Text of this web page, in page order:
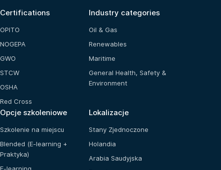
Certifications
OPITO
NOGEPA
GWO
STCW
OSHA
Red Cross
Industry categories
Oil & Gas
Renewables
Maritime
General Health, Safety &
Environment
Opcje szkoleniowe
Szkolenie na miejscu
Blended (E-learning +
Praktyka)
Lokalizacje
Stany Zjednoczone
Holandia
Arabia Saudyjska